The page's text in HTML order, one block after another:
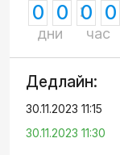
0 0
дни
0 0
час
Дедлайн:
30.11.2023 11:15
30.11.2023 11:30